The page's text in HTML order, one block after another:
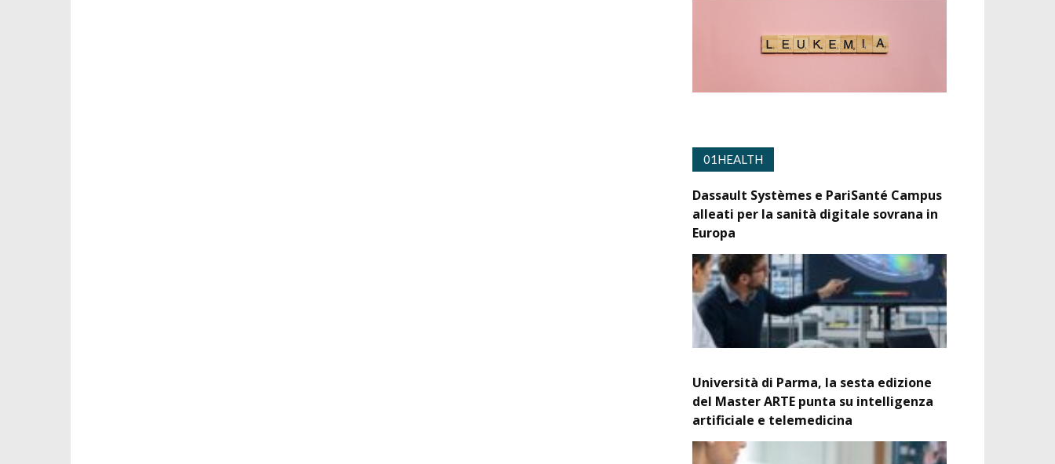
01HEALTH
Dassault Systèmes e PariSanté Campus
alleati per la sanità digitale sovrana in
Europa
Università di Parma, la sesta edizione
del Master ARTE punta su intelligenza
artificiale e telemedicina